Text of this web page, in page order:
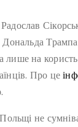
Дональда
лише на
Про це
не